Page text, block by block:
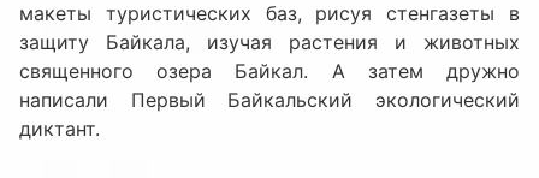
макеты туристических баз, рисуя стенгазеты в
защиту Байкала, изучая растения и животных
священного озера Байкал. А затем дружно
написали Первый Байкальский экологический
диктант.